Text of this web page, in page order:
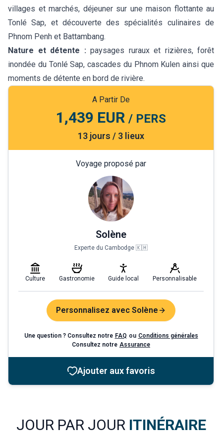
villages et marchés, déjeuner sur une maison flottante au
Tonlé Sap, et découverte des spécialités culinaires de
Phnom Penh et Battambang.
Nature et détente : paysages ruraux et rizières, forêt
inondée du Tonlé Sap, cascades du Phnom Kulen ainsi que
moments de détente en bord de rivière.
A Partir De
1,439 EUR / PERS
13 jours / 3 lieux
Voyage proposé par
Solène
Experte du Cambodge 🇰🇭
Culture Gastronomie Guide local Personnalisable
Personnalisez avec Solène
Une question ? Consultez notre FAQ ou Conditions générales
Consultez notre Assurance
Ajouter aux favoris
JOUR PAR JOUR ITINÉRAIRE